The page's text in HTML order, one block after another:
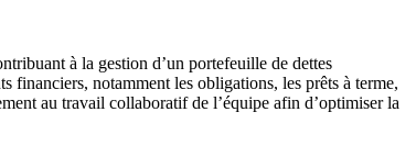
à la gestion d’un portefeuille de dettes
financiers, notamment les obligations, les prêts à terme,
au travail collaboratif de l’équipe afin d’optimiser la